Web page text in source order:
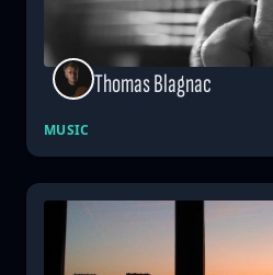
Thomas Blagnac
MUSIC